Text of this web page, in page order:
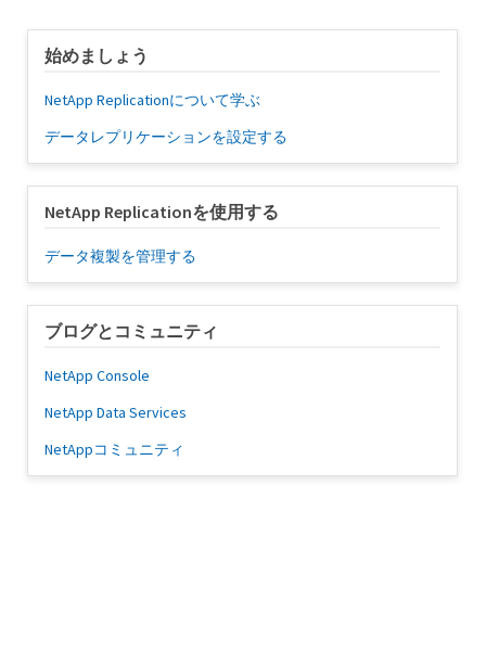
始めましょう
NetApp Replicationについて学ぶ
データレプリケーションを設定する
NetApp Replicationを使用する
データ複製を管理する
ブログとコミュニティ
NetApp Console
NetApp Data Services
NetAppコミュニティ